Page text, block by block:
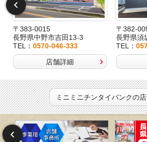
〒383-0015
長野県中野市吉田13-3
TEL： 0570-046-333
店舗詳細
〒382-
長野県須
TEL：
ミニミニチンタイバンクの